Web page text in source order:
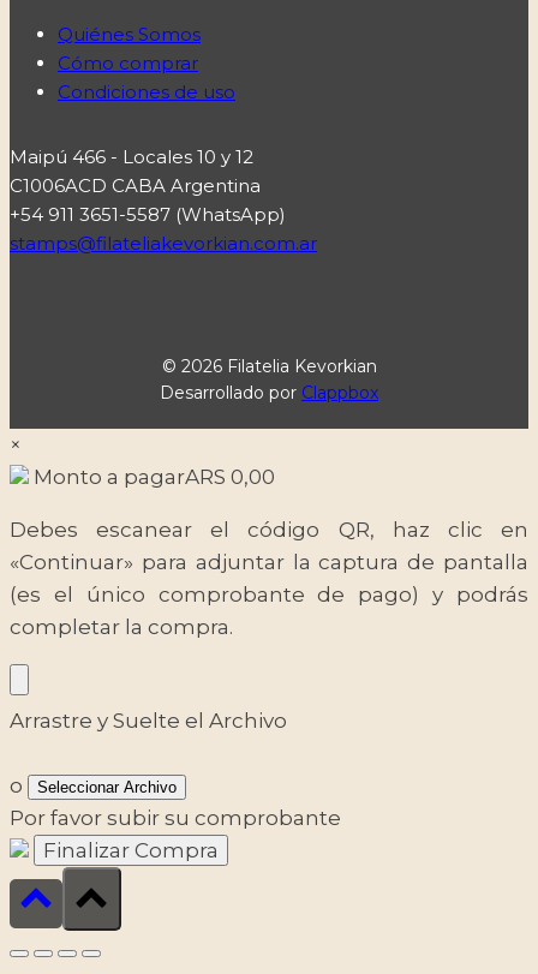
Quiénes Somos
Cómo comprar
Condiciones de uso
Maipú 466 - Locales 10 y 12
C1006ACD CABA Argentina
+54 911 3651-5587 (WhatsApp)
stamps@filateliakevorkian.com.ar
© 2026 Filatelia Kevorkian
Desarrollado por Clappbox
×
Monto a pagarARS 0,00
Debes escanear el código QR, haz clic en
«Continuar» para adjuntar la captura de pantalla
(es el único comprobante de pago) y podrás
completar la compra.
Arrastre y Suelte el Archivo
o Seleccionar Archivo
Por favor subir su comprobante